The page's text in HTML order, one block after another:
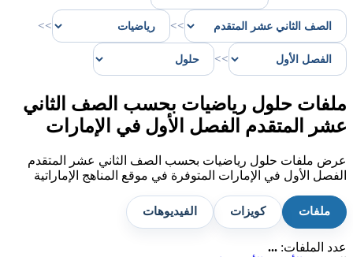
>>
>>
>>
ملفات حلول رياضيات بحسب الصف الثاني
عشر المتقدم الفصل الأول في الإمارات
عرض ملفات حلول رياضيات بحسب الصف الثاني عشر المتقدم
الفصل الأول في الإمارات المتوفرة في موقع المناهج الإماراتية
ملفات كويزات الفيديوهات
عدد الملفات: ...